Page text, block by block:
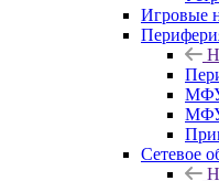
Игровые
МФУ
Сетевое